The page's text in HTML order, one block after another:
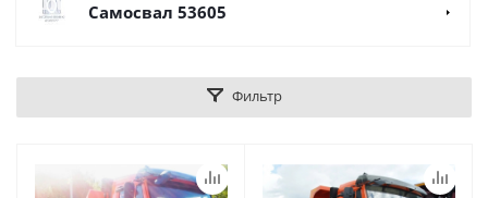
Самосвал 53605
Фильтр